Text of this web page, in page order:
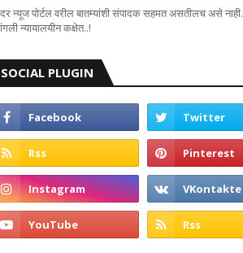
न्यूज पोर्टल वरील बातम्यांशी संपादक सहमत असतीलच असे नाही.
न्यायालयीन कक्षेत..!
SOCIAL PLUGIN